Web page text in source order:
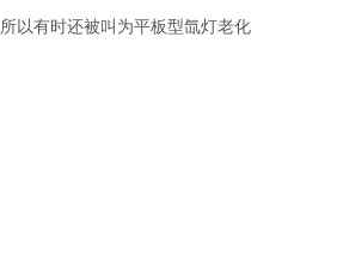
所以有时还被叫为平板型氙灯老化